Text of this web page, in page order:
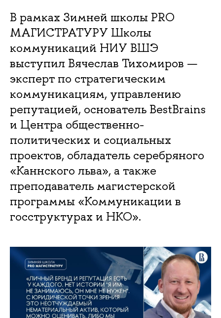
В рамках Зимней школы PRO
МАГИСТРАТУРУ Школы
коммуникаций НИУ ВШЭ
выступил Вячеслав Тихомиров —
эксперт по стратегическим
коммуникациям, управлению
репутацией, основатель BestBrains
и Центра общественно-
политических и социальных
проектов, обладатель серебряного
«Каннского льва», а также
преподаватель магистерской
программы «Коммуникации в
госструктурах и НКО».